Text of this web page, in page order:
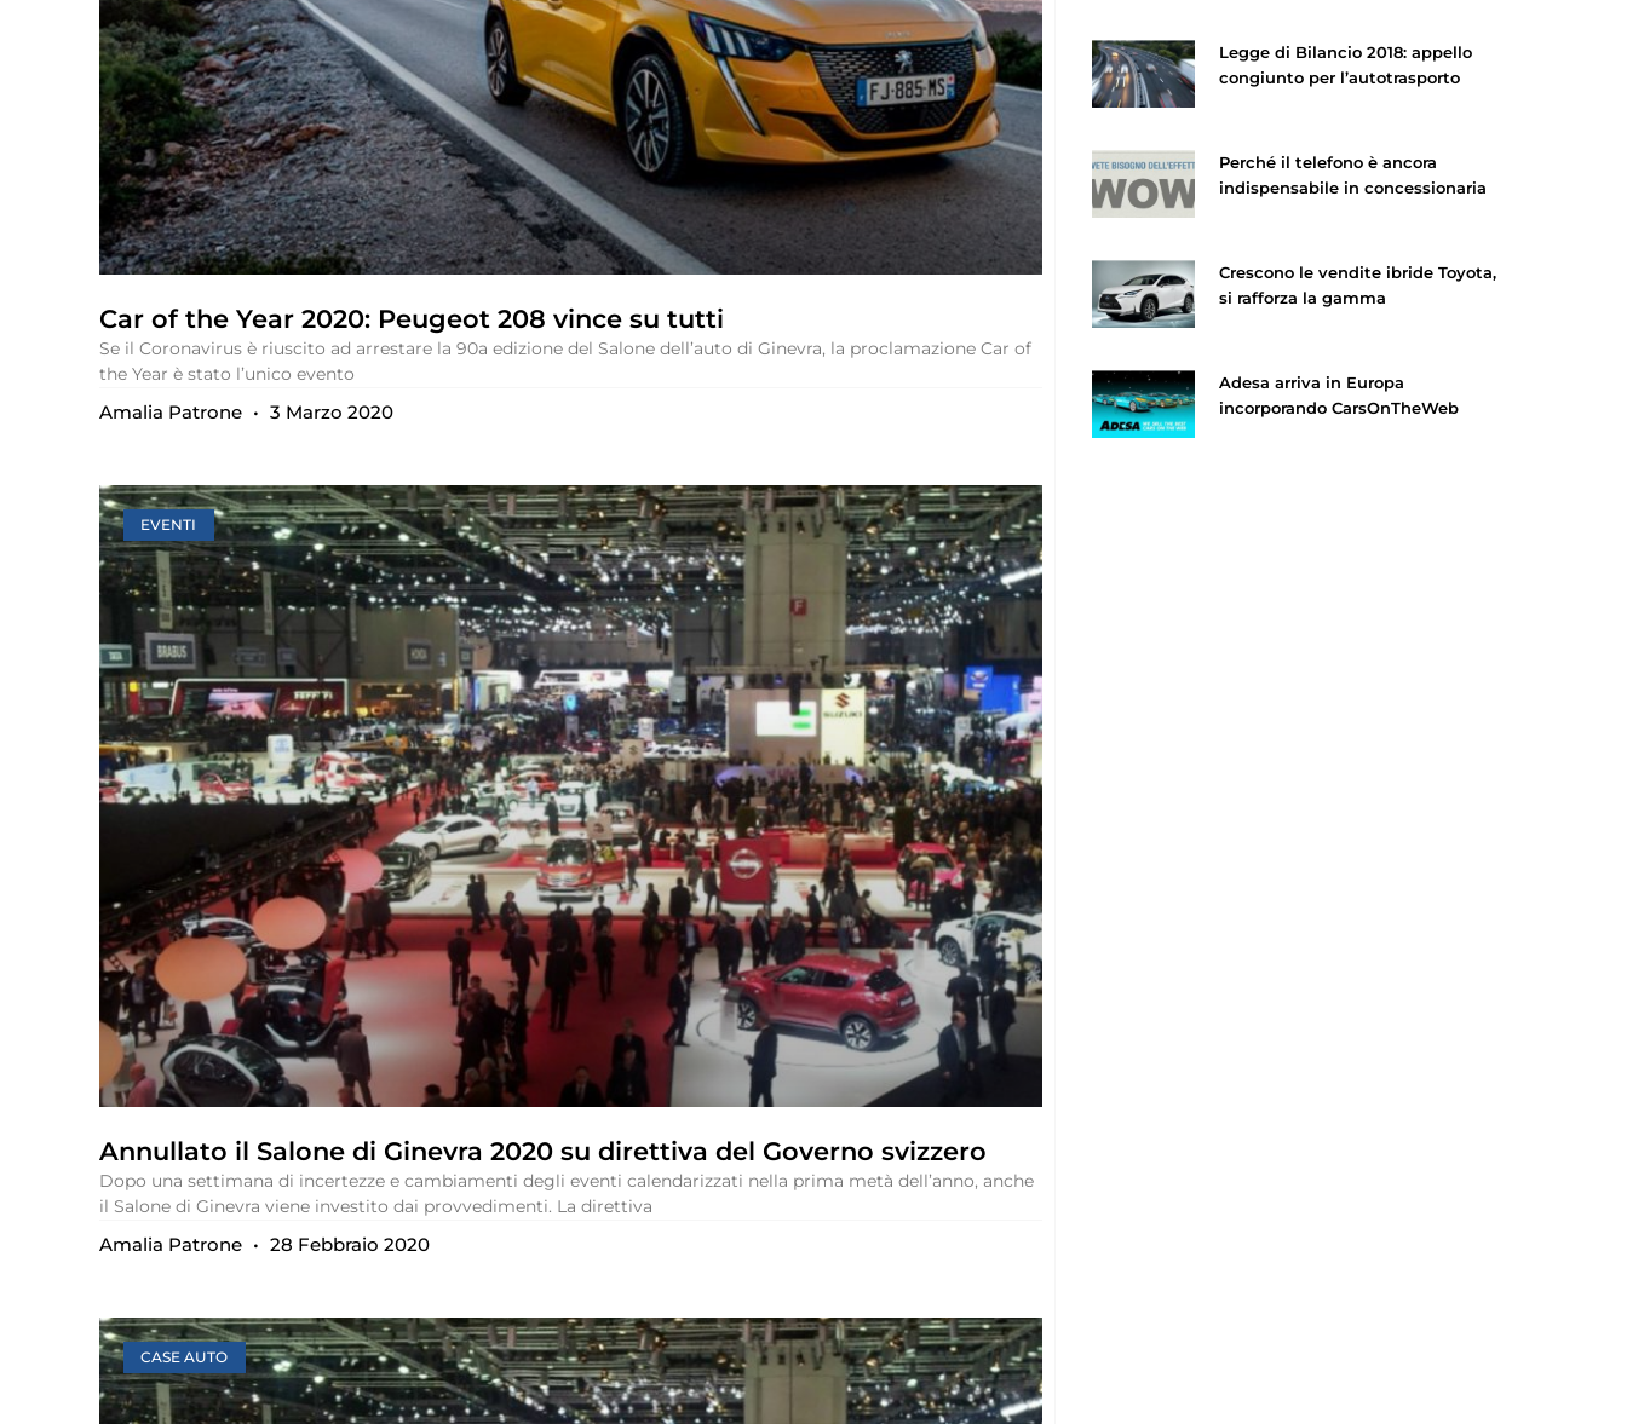
Car of the Year 2020: Peugeot 208 vince su tutti
Se il Coronavirus è riuscito ad arrestare la 90a edizione del Salone dell’auto di Ginevra, la proclamazione Car of
the Year è stato l’unico evento
Amalia Patrone 3 Marzo 2020
EVENTI
Annullato il Salone di Ginevra 2020 su direttiva del Governo svizzero
Dopo una settimana di incertezze e cambiamenti degli eventi calendarizzati nella prima metà dell’anno, anche
il Salone di Ginevra viene investito dai provvedimenti. La direttiva
Amalia Patrone 28 Febbraio 2020
CASE AUTO
Legge di Bilancio 2018: appello
congiunto per l’autotrasporto
Perché il telefono è ancora
indispensabile in concessionaria
Crescono le vendite ibride Toyota,
si rafforza la gamma
Adesa arriva in Europa
incorporando CarsOnTheWeb